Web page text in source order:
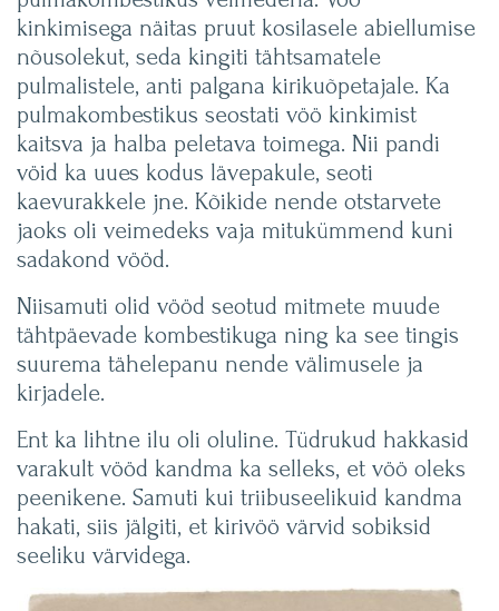
kinkimisega näitas pruut kosilasele abiellumise
nõusolekut, seda kingiti tähtsamatele
pulmalistele, anti palgana kirikuõpetajale. Ka
pulmakombestikus seostati vöö kinkimist
kaitsva ja halba peletava toimega. Nii pandi
vöid ka uues kodus lävepakule, seoti
kaevurakkele jne. Kõikide nende otstarvete
jaoks oli veimedeks vaja mitukümmend kuni
sadakond vööd.
Niisamuti olid vööd seotud mitmete muude
tähtpäevade kombestikuga ning ka see tingis
suurema tähelepanu nende välimusele ja
kirjadele.
Ent ka lihtne ilu oli oluline. Tüdrukud hakkasid
varakult vööd kandma ka selleks, et vöö oleks
peenikene. Samuti kui triibuseelikuid kandma
hakati, siis jälgiti, et kirivöö värvid sobiksid
seeliku värvidega.